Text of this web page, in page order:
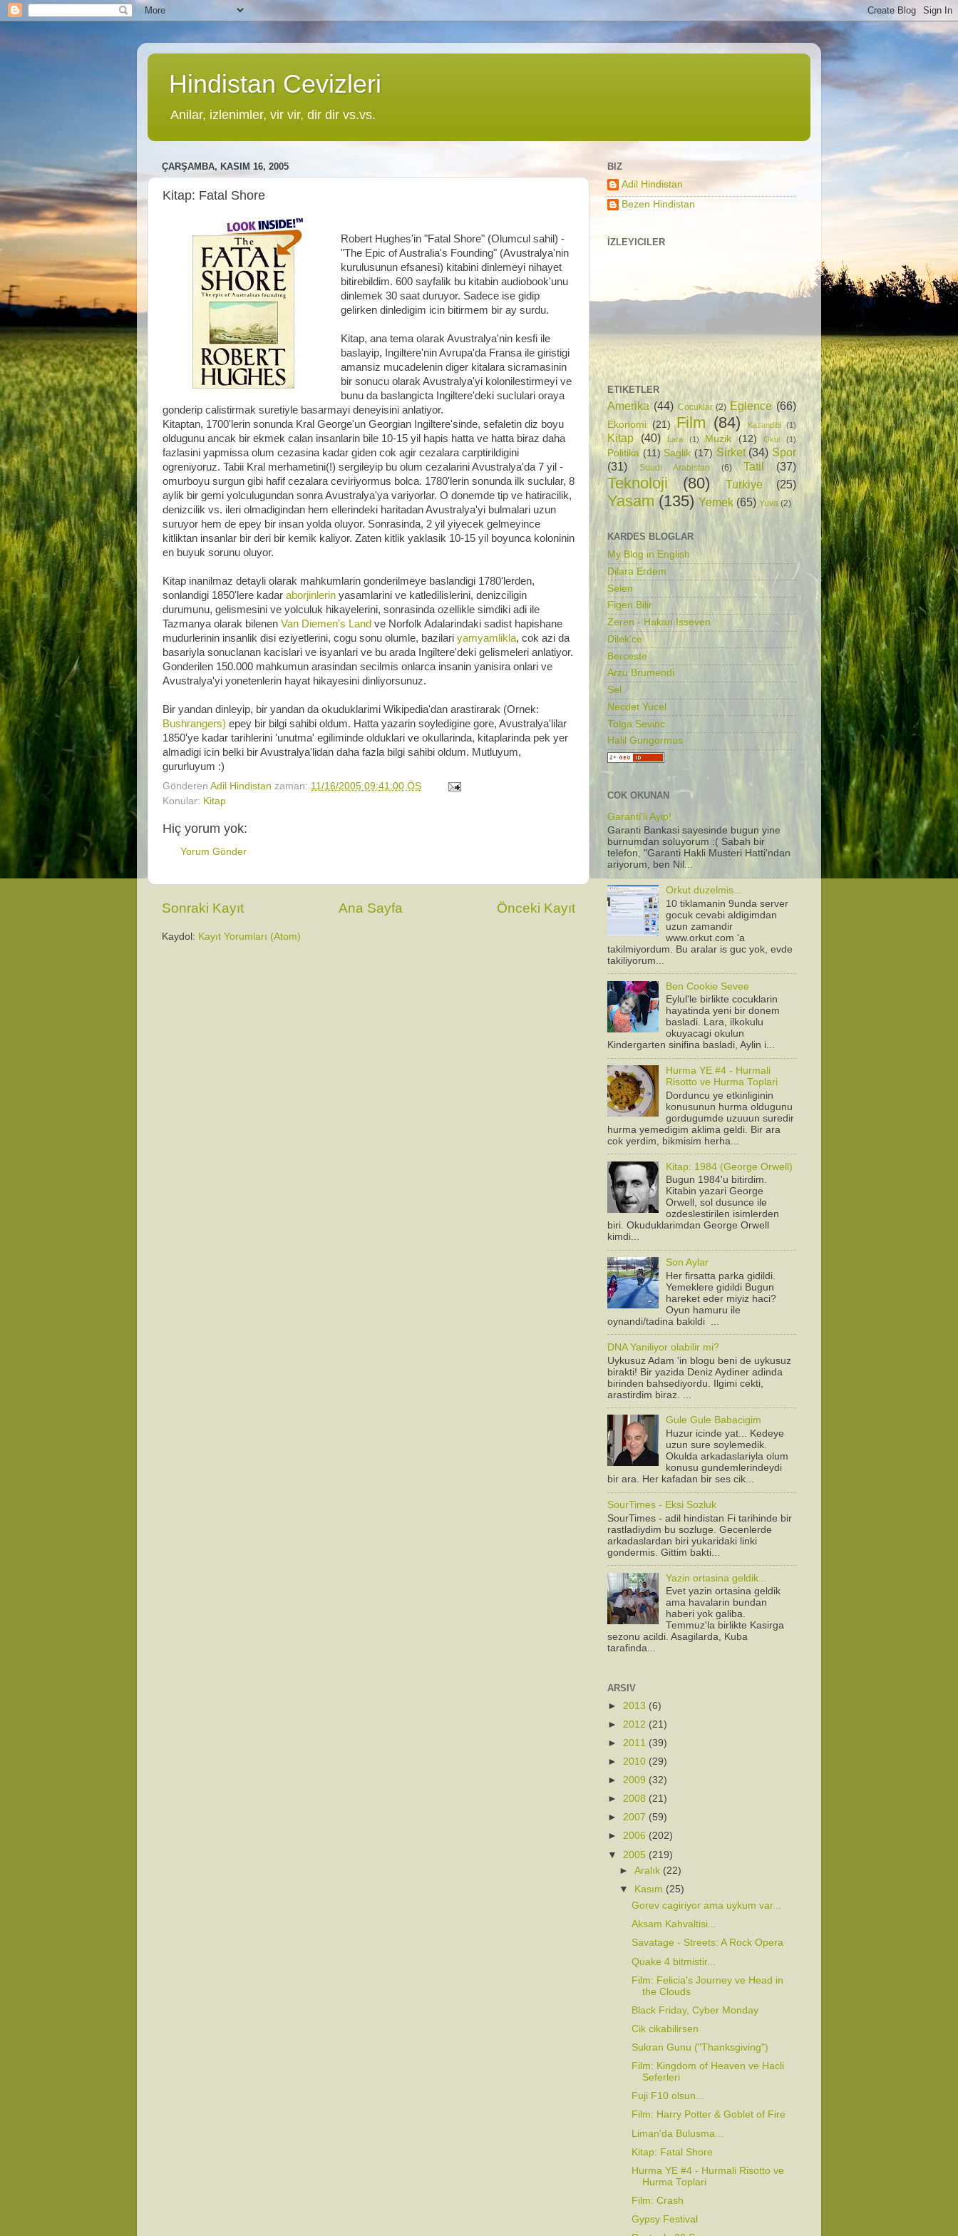
Hindistan Cevizleri
Anilar, izlenimler, vir vir, dir dir vs.vs.
ÇARŞAMBA, KASIM 16, 2005
Kitap: Fatal Shore
Robert Hughes'in "Fatal Shore" (Olumcul sahil) -
"The Epic of Australia's Founding" (Avustralya'nin
kurulusunun efsanesi) kitabini dinlemeyi nihayet
bitirebildim. 600 sayfalik bu kitabin audiobook'unu
dinlemek 30 saat duruyor. Sadece ise gidip
gelirken dinledigim icin bitirmem bir ay surdu.
Kitap, ana tema olarak Avustralya'nin kesfi ile
baslayip, Ingiltere'nin Avrupa'da Fransa ile giristigi
amansiz mucadelenin diger kitalara sicramasinin
bir sonucu olarak Avustralya'yi kolonilestirmeyi ve
bunu da baslangicta Ingiltere'deki suclulari oraya
gonderip calistirmak suretiyle basarmayi deneyisini anlatiyor.
Kitaptan, 1700'lerin sonunda Kral George'un Georgian Ingiltere'sinde, sefaletin diz boyu
oldugunu ancak bir ekmek calan insanlarin bile 10-15 yil hapis hatta ve hatta biraz daha
fazlasini yapmissa olum cezasina kadar giden cok agir cezalara carptirildigini
ogreniyoruz. Tabii Kral merhametini(!) sergileyip bu olum cezalarini Avustralya'da 7 yil -
omurboyu surgun gibi hafif cezalara ceviriyormus bolca. 1780'lerin sonunda ilk suclular, 8
aylik bir gemi yolculugundan sonra Avustralya'ya variyorlar. O donemde tip ve hatiracilik,
denizcilik vs. ileri olmadigindan hem ellerindeki haritadan Avustralya'yi bulmalari uzun
suruyor hem de epey bir insan yolda oluyor. Sonrasinda, 2 yil yiyecek gelmeyince
kitliktan insanlar bir deri bir kemik kaliyor. Zaten kitlik yaklasik 10-15 yil boyunca koloninin
en buyuk sorunu oluyor.
Kitap inanilmaz detayli olarak mahkumlarin gonderilmeye baslandigi 1780'lerden,
sonlandigi 1850'lere kadar aborjinlerin yasamlarini ve katledilislerini, denizciligin
durumunu, gelismesini ve yolculuk hikayelerini, sonrasinda ozellikle simdiki adi ile
Tazmanya olarak bilenen Van Diemen's Land ve Norfolk Adalarindaki sadist hapishane
mudurlerinin insanlik disi eziyetlerini, cogu sonu olumle, bazilari yamyamlikla, cok azi da
basariyla sonuclanan kacislari ve isyanlari ve bu arada Ingiltere'deki gelismeleri anlatiyor.
Gonderilen 150.000 mahkumun arasindan secilmis onlarca insanin yanisira onlari ve
Avustralya'yi yonetenlerin hayat hikayesini dinliyorsunuz.
Bir yandan dinleyip, bir yandan da okuduklarimi Wikipedia'dan arastirarak (Ornek:
Bushrangers) epey bir bilgi sahibi oldum. Hatta yazarin soyledigine gore, Avustralya'lilar
1850'ye kadar tarihlerini 'unutma' egiliminde olduklari ve okullarinda, kitaplarinda pek yer
almadigi icin belki bir Avustralya'lidan daha fazla bilgi sahibi oldum. Mutluyum,
gururluyum :)
Gönderen Adil Hindistan zaman: 11/16/2005 09:41:00 ÖS
Konular: Kitap
Hiç yorum yok:
Yorum Gönder
Sonraki Kayıt Önceki Kayıt
Ana Sayfa
Kaydol: Kayıt Yorumları (Atom)
BIZ
Adil Hindistan
Bezen Hindistan
İZLEYICILER
ETIKETLER
Amerika (44) Cocuklar (2) Eglence (66)
Ekonomi (21) Film (84) Kazandibi (1)
Kitap (40) Lara (1) Muzik (12) Okul (1)
Politika (11) Saglik (17) Sirket (34) Spor
(31)
Suudi Arabistan (6) Tatil (37)
Teknoloji (80) Turkiye (25)
Yasam (135) Yemek (65) Yuva (2)
KARDES BLOGLAR
My Blog in English
Dilara Erdem
Selen
Figen Bilir
Zeren - Hakan Isseven
Dilek'ce
Berceste
Arzu Brumendi
Sel
Necdet Yucel
Tolga Sevinc
Halil Gungormus
COK OKUNAN
Garanti'li Ayip!
Garanti Bankasi sayesinde bugun yine
burnumdan soluyorum :( Sabah bir
telefon, "Garanti Hakli Musteri Hatti'ndan
ariyorum, ben Nil...
Orkut duzelmis...
10 tiklamanin 9unda server
gocuk cevabi aldigimdan
uzun zamandir
www.orkut.com 'a
takilmiyordum. Bu aralar is guc yok, evde
takiliyorum...
Ben Cookie Sevee
Eylul'le birlikte cocuklarin
hayatinda yeni bir donem
basladi. Lara, ilkokulu
okuyacagi okulun
Kindergarten sinifina basladi, Aylin i...
Hurma YE #4 - Hurmali
Risotto ve Hurma Toplari
Dorduncu ye etkinliginin
konusunun hurma oldugunu
gordugumde uzuuun suredir
hurma yemedigim aklima geldi. Bir ara
cok yerdim, bikmisim herha...
Kitap: 1984 (George Orwell)
Bugun 1984'u bitirdim.
Kitabin yazari George
Orwell, sol dusunce ile
ozdeslestirilen isimlerden
biri. Okuduklarimdan George Orwell
kimdi...
Son Aylar
Her firsatta parka gidildi.
Yemeklere gidildi Bugun
hareket eder miyiz haci?
Oyun hamuru ile
oynandi/tadina bakildi ...
DNA Yaniliyor olabilir mi?
Uykusuz Adam 'in blogu beni de uykusuz
birakti! Bir yazida Deniz Aydiner adinda
birinden bahsediyordu. Ilgimi cekti,
arastirdim biraz. ...
Gule Gule Babacigim
Huzur icinde yat... Kedeye
uzun sure soylemedik.
Okulda arkadaslariyla olum
konusu gundemlerindeydi
bir ara. Her kafadan bir ses cik...
SourTimes - Eksi Sozluk
SourTimes - adil hindistan Fi tarihinde bir
rastladiydim bu sozluge. Gecenlerde
arkadaslardan biri yukaridaki linki
gondermis. Gittim bakti...
Yazin ortasina geldik...
Evet yazin ortasina geldik
ama havalarin bundan
haberi yok galiba.
Temmuz'la birlikte Kasirga
sezonu acildi. Asagilarda, Kuba
tarafinda...
ARSIV
► 2013 (6)
► 2012 (21)
► 2011 (39)
► 2010 (29)
► 2009 (32)
► 2008 (21)
► 2007 (59)
► 2006 (202)
▼ 2005 (219)
►Aralık (22)
▼
Kasım (25)
Gorev cagiriyor ama uykum var...
Aksam Kahvaltisi...
Savatage - Streets: A Rock Opera
Quake 4 bitmistir...
Film: Felicia's Journey ve Head in
the Clouds
Black Friday, Cyber Monday
Cik cikabilirsen
Sukran Gunu ("Thanksgiving")
Film: Kingdom of Heaven ve Hacli
Seferleri
Fuji F10 olsun...
Film: Harry Potter & Goblet of Fire
Liman'da Bulusma...
Kitap: Fatal Shore
Hurma YE #4 - Hurmali Risotto ve
Hurma Toplari
Film: Crash
Gypsy Festival